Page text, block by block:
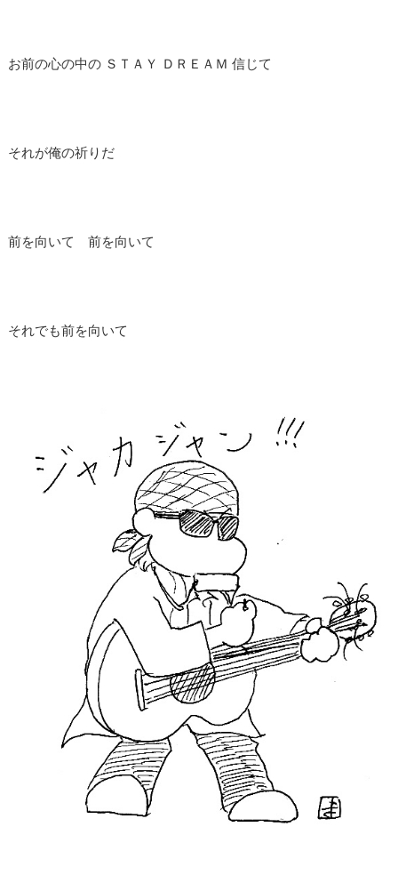
お前の心の中の ＳＴＡＹ ＤＲＥＡＭ 信じて
それが俺の祈りだ
前を向いて 前を向いて
それでも前を向いて